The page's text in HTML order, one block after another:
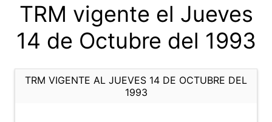
TRM vigente el Jueves
14 de Octubre del 1993
TRM VIGENTE AL JUEVES 14 DE OCTUBRE DEL
1993